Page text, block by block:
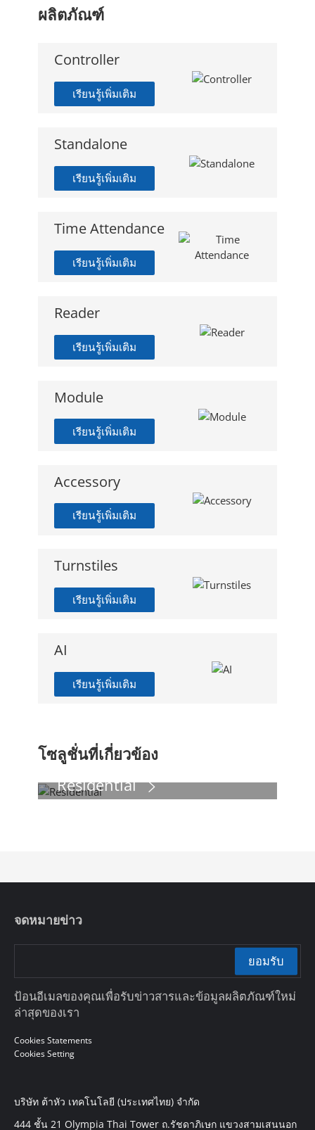
ผลิตภัณฑ์
Controller
เรียนรู้เพิ่มเติม
Standalone
เรียนรู้เพิ่มเติม
Time Attendance
เรียนรู้เพิ่มเติม
Reader
เรียนรู้เพิ่มเติม
Module
เรียนรู้เพิ่มเติม
Accessory
เรียนรู้เพิ่มเติม
Turnstiles
เรียนรู้เพิ่มเติม
AI
เรียนรู้เพิ่มเติม
โซลูชั่นที่เกี่ยวข้อง
Residential
จดหมายข่าว
ยอมรับ
ป้อนอีเมลของคุณเพื่อรับข่าวสารและข้อมูลผลิตภัณฑ์ใหม่
ล่าสุดของเรา
Cookies Statements
Cookies Setting
บริษัท ต้าหัว เทคโนโลยี (ประเทศไทย) จำกัด
444 ชั้น 21 Olympia Thai Tower ถ.รัชดาภิเษก แขวงสามเสนนอก